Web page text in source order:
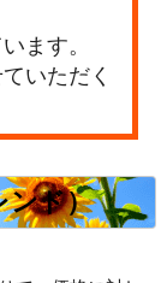
ます。
いただく
ンド）